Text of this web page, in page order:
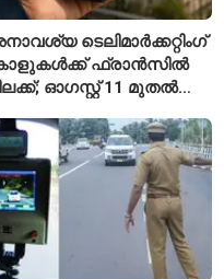
ടെലിമാർക്കറ്റിംഗ്
ഫ്രാൻസിൽ
ഓഗസ്റ്റ് 11 മുതൽ